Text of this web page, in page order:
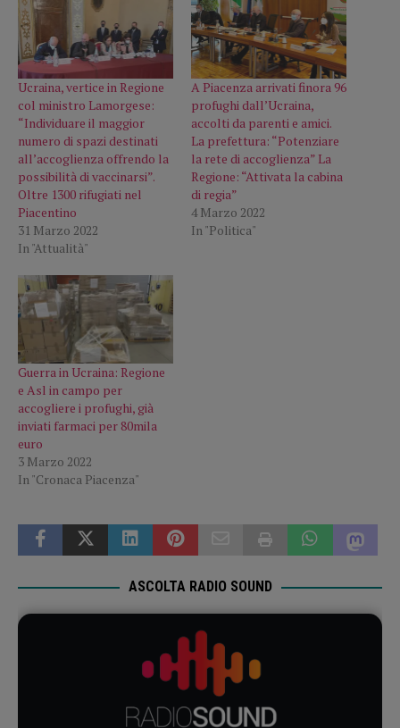
Ucraina, vertice in Regione
col ministro Lamorgese:
“Individuare il maggior
numero di spazi destinati
all’accoglienza offrendo la
possibilità di vaccinarsi”.
Oltre 1300 rifugiati nel
Piacentino
31 Marzo 2022
In "Attualità"
A Piacenza arrivati finora 96
profughi dall’Ucraina,
accolti da parenti e amici.
La prefettura: “Potenziare
la rete di accoglienza” La
Regione: “Attivata la cabina
di regia”
4 Marzo 2022
In "Politica"
Guerra in Ucraina: Regione
e Asl in campo per
accogliere i profughi, già
inviati farmaci per 80mila
euro
3 Marzo 2022
In "Cronaca Piacenza"
ASCOLTA RADIO SOUND